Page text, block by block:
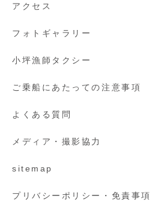
アクセス
フォトギャラリー
小坪漁師タクシー
ご乗船にあたっての注意事項
よくある質問
メディア・撮影協力
sitemap
プリバシーポリシー・免責事項